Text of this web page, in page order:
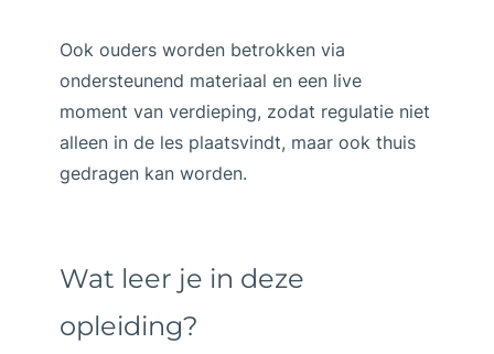
Ook ouders worden betrokken via
ondersteunend materiaal en een live
moment van verdieping, zodat regulatie niet
alleen in de les plaatsvindt, maar ook thuis
gedragen kan worden.
Wat leer je in deze
opleiding?